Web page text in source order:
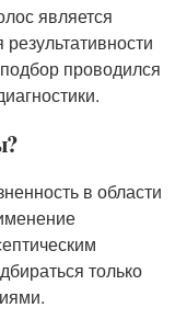
является
проводился
в области
только